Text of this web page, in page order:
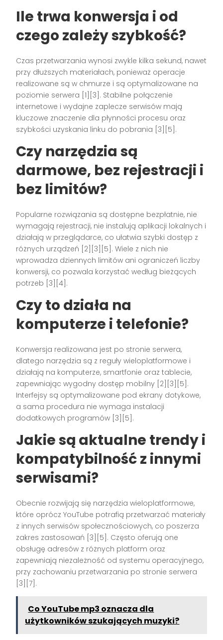
Ile trwa konwersja i od
czego zależy szybkość?
Czas przetwarzania wynosi zwykle kilka sekund, nawet
przy dłuższych materiałach, ponieważ operacje
realizowane są w chmurze i są optymalizowane na
poziomie serwera [1][3]. Stabilne połączenie
internetowe i wydajne zaplecze serwisów mają
kluczowe znaczenie dla płynności procesu oraz
szybkości uzyskania linku do pobrania [3][5].
Czy narzędzia są
darmowe, bez rejestracji i
bez limitów?
Popularne rozwiązania są dostępne bezpłatnie, nie
wymagają rejestracji, nie instalują aplikacji lokalnych i
działają w przeglądarce, co ułatwia szybki dostęp z
różnych urządzeń [2][3][5]. Wiele z nich nie
wprowadza dziennych limitów ani ograniczeń liczby
konwersji, co pozwala korzystać według bieżących
potrzeb [3][4].
Czy to działa na
komputerze i telefonie?
Konwersja realizowana jest po stronie serwera,
dlatego narzędzia są z reguły wieloplatformowe i
działają na komputerze, smartfonie oraz tablecie,
zapewniając wygodny dostęp mobilny [2][3][5].
Interfejsy są optymalizowane pod ekrany dotykowe,
a sama procedura nie wymaga instalacji
dodatkowych programów [3][5].
Jakie są aktualne trendy i
kompatybilność z innymi
serwisami?
Obecnie rozwijają się narzędzia wieloplatformowe,
które oprócz YouTube potrafią przetwarzać materiały
z innych serwisów społecznościowych, co poszerza
zakres zastosowań [3][5]. Często oferują one
obsługę adresów z różnych platform oraz
zapewniają niezależność od systemu operacyjnego,
przy zachowaniu przetwarzania po stronie serwera
[3][7].
Co YouTube mp3 oznacza dla
użytkowników szukających muzyki?